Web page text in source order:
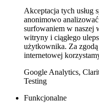
Akceptacja tych usług
anonimowo
surfowaniem w naszej
witryny i ciągłego
użytkownika. Za
internetowej
Google Analytics,
Testing
Funkcjonalne